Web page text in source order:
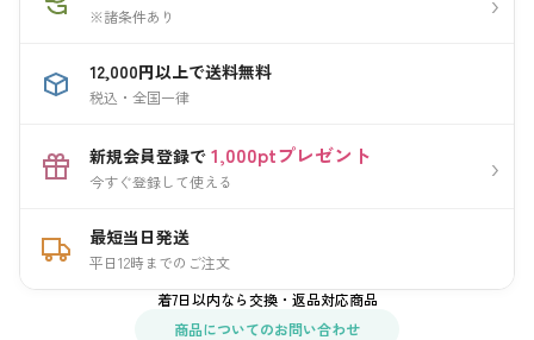
※諸条件あり
12,000円以上で送料無料
税込・全国一律
新規会員登録で 1,000ptプレゼント
今すぐ登録して使える ›
最短当日発送
平日12時までのご注文
着7日以内なら交換・返品対応商品
商品についてのお問い合わせ